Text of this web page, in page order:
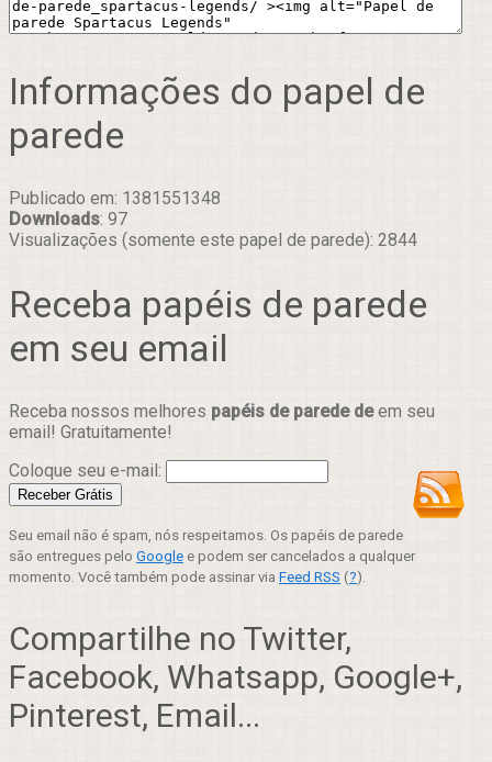
Informações do papel de
parede
Publicado em: 1381551348
Downloads: 97
Visualizações (somente este papel de parede): 2844
Receba papéis de parede
em seu email
Receba nossos melhores papéis de parede deem seu
email! Gratuitamente!
Coloque seu e-mail:
Seu email não é spam, nós respeitamos. Os papéis de parede
são entregues pelo Google e podem ser cancelados a qualquer
momento. Você também pode assinar via Feed RSS (?).
Compartilhe no Twitter,
Facebook, Whatsapp, Google+,
Pinterest, Email...